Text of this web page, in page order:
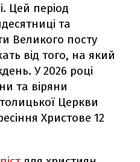
Цей період
та
Великого посту
від того, на який
У 2026 році
та віряни
Церкви
Христове 12